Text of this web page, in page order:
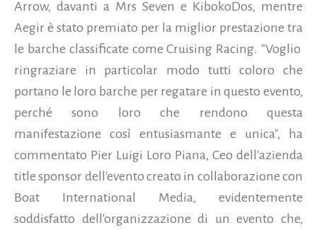
Arrow, davanti a Mrs Seven e KibokoDos, mentre
Aegir è stato premiato per la miglior prestazione tra
le barche classificate come Cruising Racing. "Voglio
ringraziare in particolar modo tutti coloro che
portano le loro barche per regatare in questo evento,
perché sono loro che rendono questa
manifestazione così entusiasmante e unica", ha
commentato Pier Luigi Loro Piana, Ceo dell'azienda
title sponsor dell'evento creato in collaborazione con
Boat International Media, evidentemente
soddisfatto dell'organizzazione di un evento che,